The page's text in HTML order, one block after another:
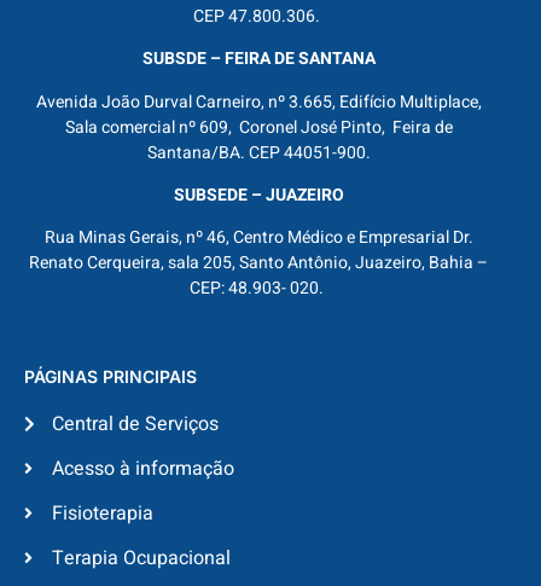
CEP 47.800.306.
SUBSDE – FEIRA DE SANTANA
Avenida João Durval Carneiro, nº 3.665, Edifício Multiplace,
Sala comercial nº 609, Coronel José Pinto, Feira de
Santana/BA. CEP 44051-900.
SUBSEDE – JUAZEIRO
Rua Minas Gerais, nº 46, Centro Médico e Empresarial Dr.
Renato Cerqueira, sala 205, Santo Antônio, Juazeiro, Bahia –
CEP: 48.903- 020.
PÁGINAS PRINCIPAIS
Central de Serviços
Acesso à informação
Fisioterapia
Terapia Ocupacional